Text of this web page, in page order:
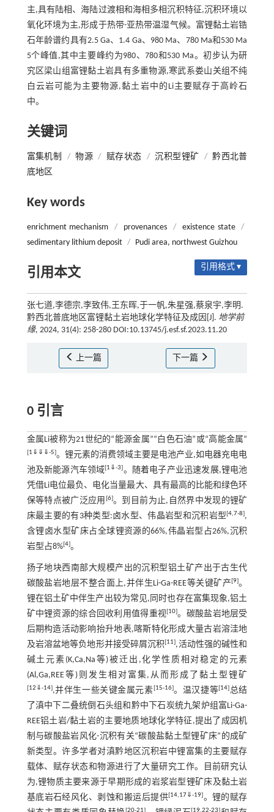
主,具有陆相、海陆过渡相和海相多相沉积特征,沉积环境以
氧化环境为主,形成于热带-亚热带温湿气候。富锂黏土岩锆
石年龄谱约具有2.5 Ga、1.4 Ga、980 Ma、780 Ma和530 Ma
5个峰值,其中主要峰约为980、780和530 Ma。初步认为研
究区梁山组富锂黏土岩具有多重物源,寒武系娄山关组不纯
白云岩可能为主要物源,黏土岩中的Li主要赋存于高岭石
中。
关键词
富集机制 / 物源 / 赋存状态 / 沉积型锂矿 / 黔西北普
底地区
Key words
enrichment mechanism / provenances / existence state
/
sedimentary lithium deposit / Pudi area, northwest Guizhou
引用本文 引用格式 ▾
张七道,李德宗,李致伟,王东晖,于一帆,朱星强,蔡泉宇,李明.
黔西北普底地区富锂黏土岩地球化学特征及成因[J]. 地学前
缘, 2024, 31(4): 258-280 DOI:10.13745/j.esf.sf.2023.11.20
上一篇 下一篇
0 引言
金属Li被称为21世纪的“能源金属”“白色石油”或“高能金属”
[1 ⇓ ⇓ ⇓-5]。锂元素的消费领域主要是电池产业,如电器充电电
池及新能源汽车领域[1 ⇓-3]。随着电子产业迅速发展,锂电池
凭借Li电位最负、电化当量最大、具有最高的比能和绿色环
保等特点被广泛应用 [6]。到目前为止,自然界中发现的锂矿
床最主要的有3种类型:卤水型、伟晶岩型和沉积岩型[4,7-8],
含锂卤水型矿床占全球锂资源的66%,伟晶岩型占26%,沉积
岩型占8%[4]。
扬子地块西南部大规模产出的沉积型铝土矿产出于古生代
碳酸盐岩地层不整合面上,并伴生Li-Ga-REE等关键矿产[9]。
锂在铝土矿中伴生产出较为常见,同时也存在富集现象,铝土
矿中锂资源的综合回收利用值得重视[10]。碳酸盐岩地层受
后期构造活动影响抬升地表,喀斯特化形成大量古岩溶洼地
及岩溶盆地等负地形并接受碎屑沉积[11],活动性强的碱性和
碱土元素(K,Ca,Na等)被迁出,化学性质相对稳定的元素
(Al,Ga,REE等)则发生相对富集,从而形成了黏土型锂矿
[12 ⇓-14],并伴生一些关键金属元素[15-16]。温汉捷等[14]总结
了滇中下二叠统倒石头组和黔中下石炭统九架炉组富Li-Ga-
REE铝土岩/黏土岩的主要地质地球化学特征,提出了成因机
制与碳酸盐岩风化-沉积有关“碳酸盐黏土型锂矿床”的成矿
新类型。许多学者对滇黔地区沉积岩中锂富集的主要赋存
载体、赋存状态和物源进行了大量研究工作。目前研究认
为,锂物质主要来源于早期形成的岩浆岩型锂矿床及黏土岩
基底岩石经风化、剥蚀和搬运后提供[14,17⇓-19]。锂的赋存
[20-21] [19,22-23]